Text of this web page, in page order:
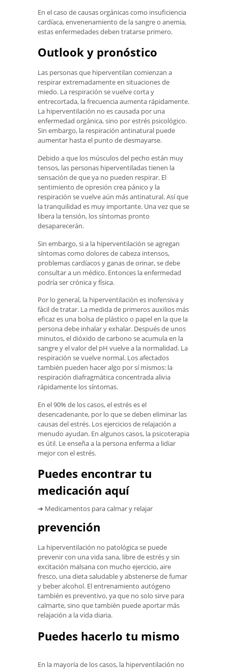
En el caso de causas orgánicas como insuficiencia
cardíaca, envenenamiento de la sangre o anemia,
estas enfermedades deben tratarse primero.
Outlook y pronóstico
Las personas que hiperventilan comienzan a
respirar extremadamente en situaciones de
miedo. La respiración se vuelve corta y
entrecortada, la frecuencia aumenta rápidamente.
La hiperventilación no es causada por una
enfermedad orgánica, sino por estrés psicológico.
Sin embargo, la respiración antinatural puede
aumentar hasta el punto de desmayarse.
Debido a que los músculos del pecho están muy
tensos, las personas hiperventiladas tienen la
sensación de que ya no pueden respirar. El
sentimiento de opresión crea pánico y la
respiración se vuelve aún más antinatural. Así que
la tranquilidad es muy importante. Una vez que se
libera la tensión, los síntomas pronto
desaparecerán.
Sin embargo, si a la hiperventilación se agregan
síntomas como dolores de cabeza intensos,
problemas cardíacos y ganas de orinar, se debe
consultar a un médico. Entonces la enfermedad
podría ser crónica y física.
Por lo general, la hiperventilación es inofensiva y
fácil de tratar. La medida de primeros auxilios más
eficaz es una bolsa de plástico o papel en la que la
persona debe inhalar y exhalar. Después de unos
minutos, el dióxido de carbono se acumula en la
sangre y el valor del pH vuelve a la normalidad. La
respiración se vuelve normal. Los afectados
también pueden hacer algo por sí mismos: la
respiración diafragmática concentrada alivia
rápidamente los síntomas.
En el 90% de los casos, el estrés es el
desencadenante, por lo que se deben eliminar las
causas del estrés. Los ejercicios de relajación a
menudo ayudan. En algunos casos, la psicoterapia
es útil. Le enseña a la persona enferma a lidiar
mejor con el estrés.
Puedes encontrar tu
medicación aquí
➔ Medicamentos para calmar y relajar
prevención
La hiperventilación no patológica se puede
prevenir con una vida sana, libre de estrés y sin
excitación malsana con mucho ejercicio, aire
fresco, una dieta saludable y abstenerse de fumar
y beber alcohol. El entrenamiento autógeno
también es preventivo, ya que no solo sirve para
calmarte, sino que también puede aportar más
relajación a la vida diaria.
Puedes hacerlo tu mismo
En la mayoría de los casos, la hiperventilación no